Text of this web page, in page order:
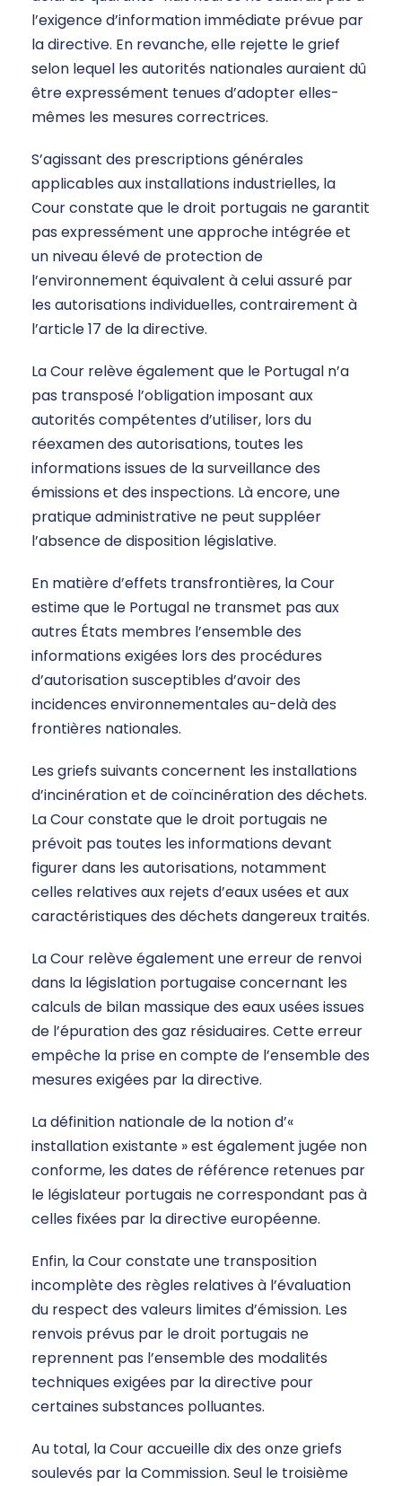
l’exigence d’information immédiate prévue par
la directive. En revanche, elle rejette le grief
selon lequel les autorités nationales auraient dû
être expressément tenues d’adopter elles-
mêmes les mesures correctrices.
S’agissant des prescriptions générales
applicables aux installations industrielles, la
Cour constate que le droit portugais ne garantit
pas expressément une approche intégrée et
un niveau élevé de protection de
l’environnement équivalent à celui assuré par
les autorisations individuelles, contrairement à
l’article 17 de la directive.
La Cour relève également que le Portugal n’a
pas transposé l’obligation imposant aux
autorités compétentes d’utiliser, lors du
réexamen des autorisations, toutes les
informations issues de la surveillance des
émissions et des inspections. Là encore, une
pratique administrative ne peut suppléer
l’absence de disposition législative.
En matière d’effets transfrontières, la Cour
estime que le Portugal ne transmet pas aux
autres États membres l’ensemble des
informations exigées lors des procédures
d’autorisation susceptibles d’avoir des
incidences environnementales au-delà des
frontières nationales.
Les griefs suivants concernent les installations
d’incinération et de coïncinération des déchets.
La Cour constate que le droit portugais ne
prévoit pas toutes les informations devant
figurer dans les autorisations, notamment
celles relatives aux rejets d’eaux usées et aux
caractéristiques des déchets dangereux traités.
La Cour relève également une erreur de renvoi
dans la législation portugaise concernant les
calculs de bilan massique des eaux usées issues
de l’épuration des gaz résiduaires. Cette erreur
empêche la prise en compte de l’ensemble des
mesures exigées par la directive.
La définition nationale de la notion d’«
installation existante » est également jugée non
conforme, les dates de référence retenues par
le législateur portugais ne correspondant pas à
celles fixées par la directive européenne.
Enfin, la Cour constate une transposition
incomplète des règles relatives à l’évaluation
du respect des valeurs limites d’émission. Les
renvois prévus par le droit portugais ne
reprennent pas l’ensemble des modalités
techniques exigées par la directive pour
certaines substances polluantes.
Au total, la Cour accueille dix des onze griefs
soulevés par la Commission. Seul le troisième